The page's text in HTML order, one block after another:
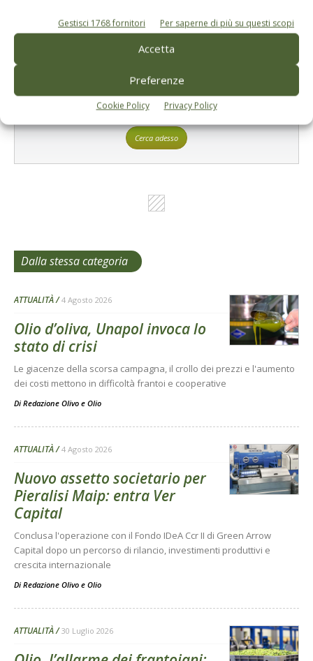
Gestisci 1768 fornitori Per saperne di più su questi scopi
Accetta
Preferenze
Cookie Policy Privacy Policy
L'Esperto risponde
I consigli di Terra e Vita agli agricoltori
Cerca adesso
Dalla stessa categoria
ATTUALITÀ 4 Agosto 2026
Olio d’oliva, Unapol invoca lo
stato di crisi
Le giacenze della scorsa campagna, il crollo dei prezzi e l'aumento
dei costi mettono in difficoltà frantoi e cooperative
Di Redazione Olivo e Olio
ATTUALITÀ 4 Agosto 2026
Nuovo assetto societario per
Pieralisi Maip: entra Ver
Capital
Conclusa l'operazione con il Fondo IDeA Ccr II di Green Arrow
Capital dopo un percorso di rilancio, investimenti produttivi e
crescita internazionale
Di Redazione Olivo e Olio
ATTUALITÀ 30 Luglio 2026